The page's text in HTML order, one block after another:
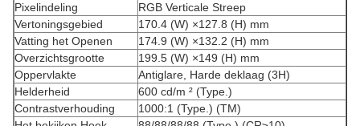
Pixelindeling
RGB Verticale Streep
Vertoningsgebied
170.4 (W) ×127.8 (H) mm
Vatting het Openen
174.9 (W) ×132.2 (H) mm
Overzichtsgrootte
199.5 (W) ×149 (H) mm
Oppervlakte
Antiglare, Harde deklaag (3H)
Helderheid
600 cd/m ² (Type.)
Contrastverhouding
1000:1 (Type.) (TM)